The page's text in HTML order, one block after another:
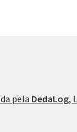
pela DedaLog,